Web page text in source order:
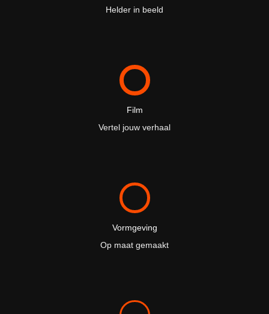
Helder in beeld
Film
Vertel jouw verhaal
Vormgeving
Op maat gemaakt